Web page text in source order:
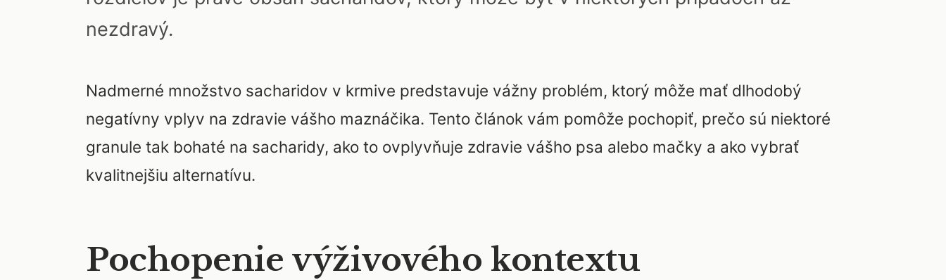
nezdravý.
Nadmerné množstvo sacharidov v krmive predstavuje vážny problém, ktorý môže mať dlhodobý
negatívny vplyv na zdravie vášho maznáčika. Tento článok vám pomôže pochopiť, prečo sú niektoré
granule tak bohaté na sacharidy, ako to ovplyvňuje zdravie vášho psa alebo mačky a ako vybrať
kvalitnejšiu alternatívu.
Pochopenie výživového kontextu